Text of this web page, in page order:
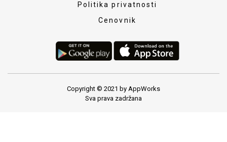
Politika privatnosti
Cenovnik
Copyright © 2021 by AppWorks
Sva prava zadržana